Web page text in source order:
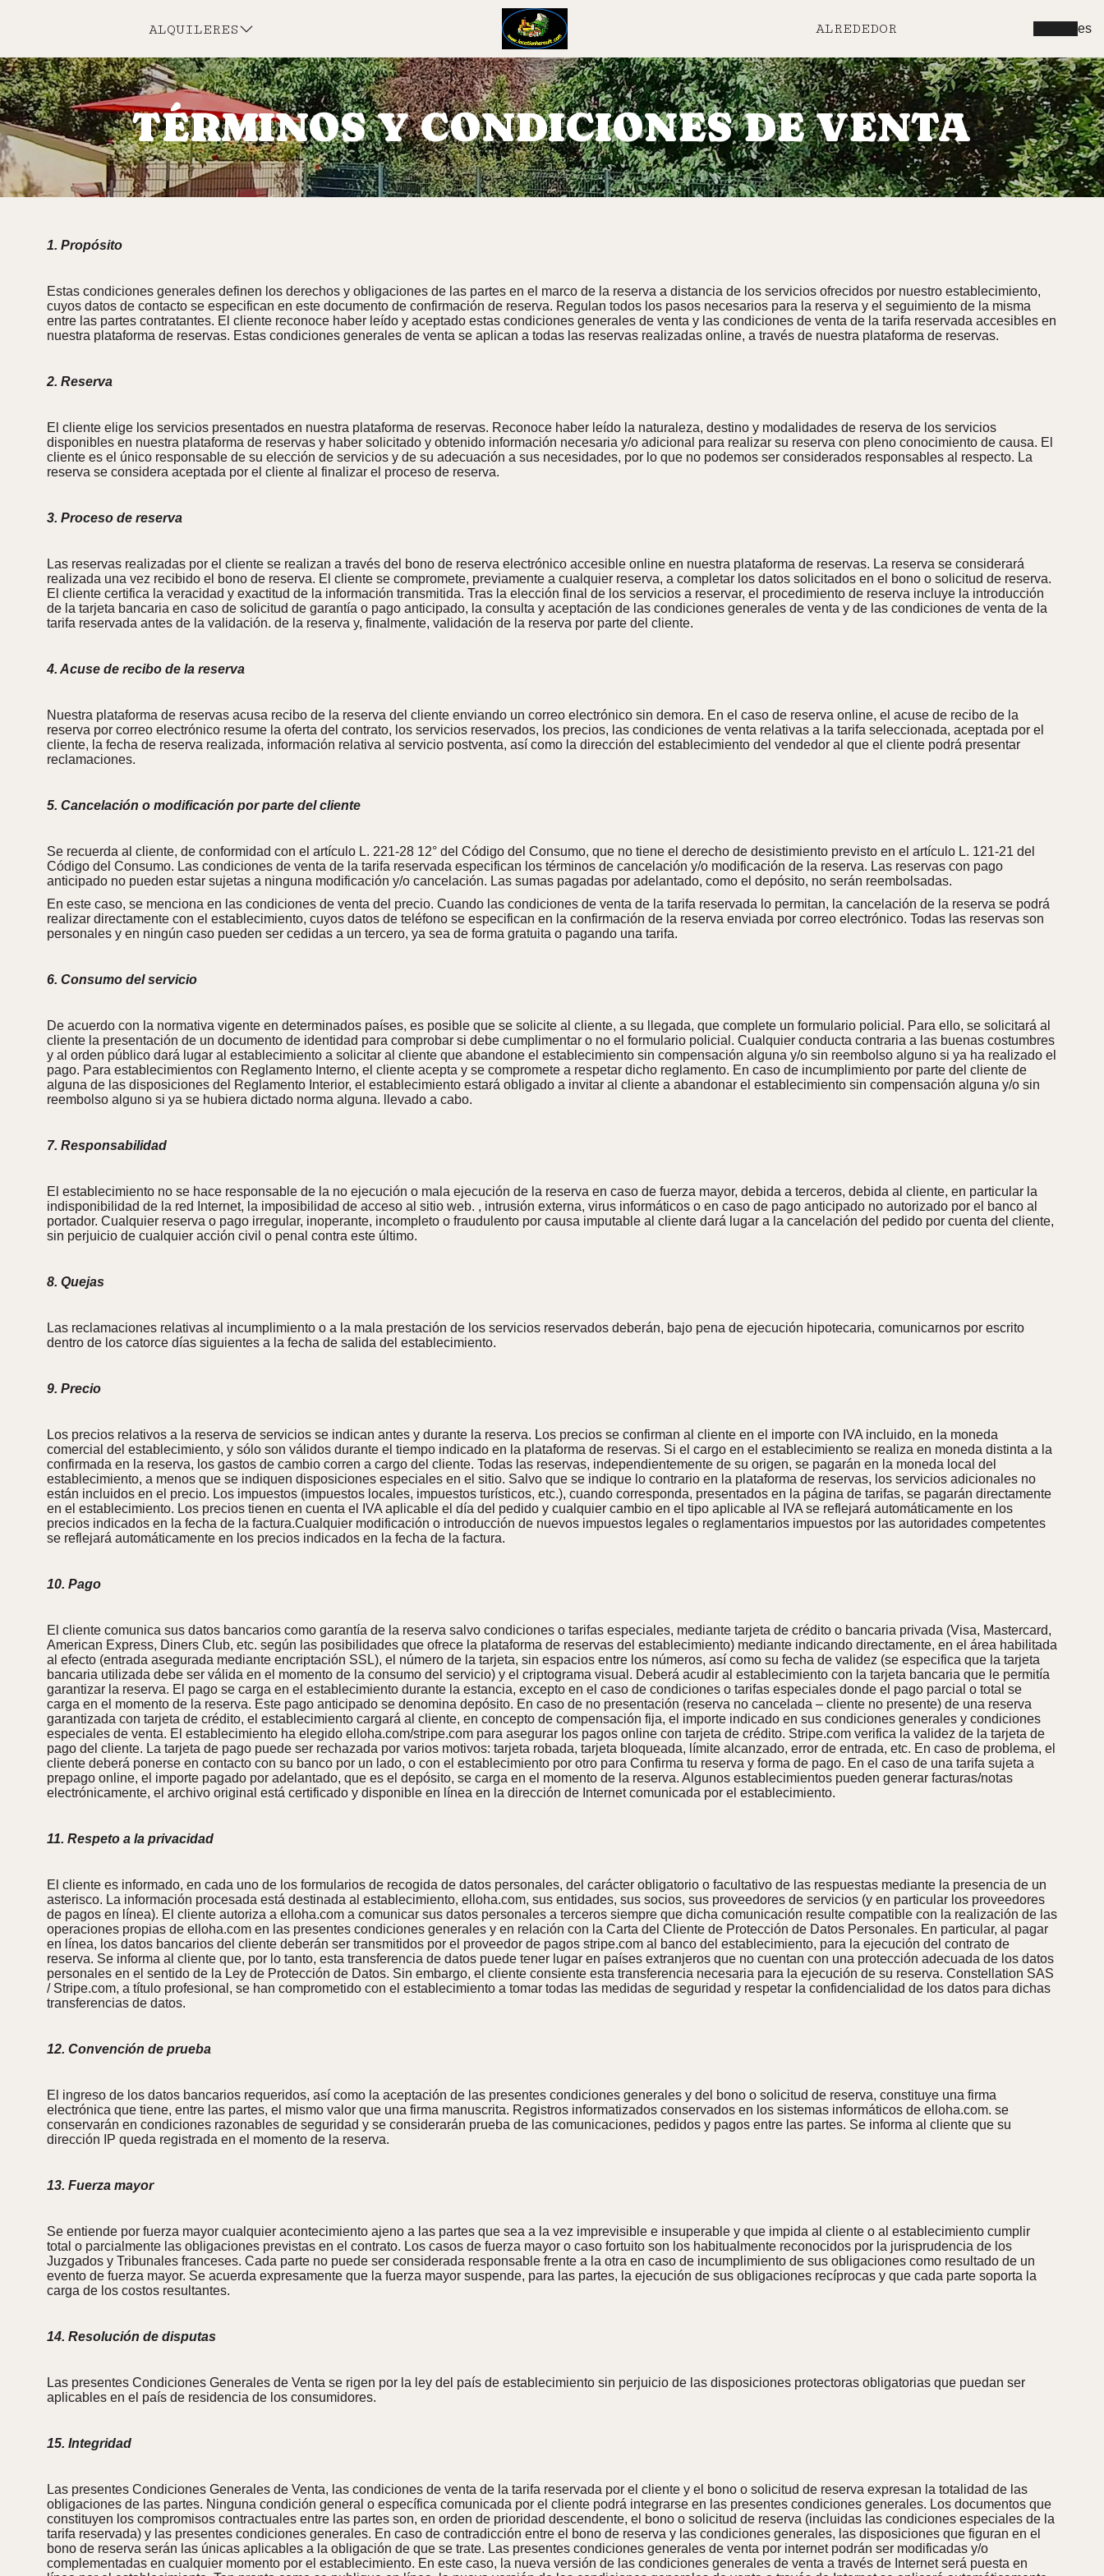
ALQUILERES ALREDEDOR es
TÉRMINOS Y CONDICIONES DE VENTA
1. Propósito
Estas condiciones generales definen los derechos y obligaciones de las partes en el marco de la reserva a distancia de los servicios ofrecidos por nuestro establecimiento,
cuyos datos de contacto se especifican en este documento de confirmación de reserva. Regulan todos los pasos necesarios para la reserva y el seguimiento de la misma
entre las partes contratantes. El cliente reconoce haber leído y aceptado estas condiciones generales de venta y las condiciones de venta de la tarifa reservada accesibles en
nuestra plataforma de reservas. Estas condiciones generales de venta se aplican a todas las reservas realizadas online, a través de nuestra plataforma de reservas.
2. Reserva
El cliente elige los servicios presentados en nuestra plataforma de reservas. Reconoce haber leído la naturaleza, destino y modalidades de reserva de los servicios
disponibles en nuestra plataforma de reservas y haber solicitado y obtenido información necesaria y/o adicional para realizar su reserva con pleno conocimiento de causa. El
cliente es el único responsable de su elección de servicios y de su adecuación a sus necesidades, por lo que no podemos ser considerados responsables al respecto. La
reserva se considera aceptada por el cliente al finalizar el proceso de reserva.
3. Proceso de reserva
Las reservas realizadas por el cliente se realizan a través del bono de reserva electrónico accesible online en nuestra plataforma de reservas. La reserva se considerará
realizada una vez recibido el bono de reserva. El cliente se compromete, previamente a cualquier reserva, a completar los datos solicitados en el bono o solicitud de reserva.
El cliente certifica la veracidad y exactitud de la información transmitida. Tras la elección final de los servicios a reservar, el procedimiento de reserva incluye la introducción
de la tarjeta bancaria en caso de solicitud de garantía o pago anticipado, la consulta y aceptación de las condiciones generales de venta y de las condiciones de venta de la
tarifa reservada antes de la validación. de la reserva y, finalmente, validación de la reserva por parte del cliente.
4. Acuse de recibo de la reserva
Nuestra plataforma de reservas acusa recibo de la reserva del cliente enviando un correo electrónico sin demora. En el caso de reserva online, el acuse de recibo de la
reserva por correo electrónico resume la oferta del contrato, los servicios reservados, los precios, las condiciones de venta relativas a la tarifa seleccionada, aceptada por el
cliente, la fecha de reserva realizada, información relativa al servicio postventa, así como la dirección del establecimiento del vendedor al que el cliente podrá presentar
reclamaciones.
5. Cancelación o modificación por parte del cliente
Se recuerda al cliente, de conformidad con el artículo L. 221-28 12° del Código del Consumo, que no tiene el derecho de desistimiento previsto en el artículo L. 121-21 del
Código del Consumo. Las condiciones de venta de la tarifa reservada especifican los términos de cancelación y/o modificación de la reserva. Las reservas con pago
anticipado no pueden estar sujetas a ninguna modificación y/o cancelación. Las sumas pagadas por adelantado, como el depósito, no serán reembolsadas.
En este caso, se menciona en las condiciones de venta del precio. Cuando las condiciones de venta de la tarifa reservada lo permitan, la cancelación de la reserva se podrá
realizar directamente con el establecimiento, cuyos datos de teléfono se especifican en la confirmación de la reserva enviada por correo electrónico. Todas las reservas son
personales y en ningún caso pueden ser cedidas a un tercero, ya sea de forma gratuita o pagando una tarifa.
6. Consumo del servicio
De acuerdo con la normativa vigente en determinados países, es posible que se solicite al cliente, a su llegada, que complete un formulario policial. Para ello, se solicitará al
cliente la presentación de un documento de identidad para comprobar si debe cumplimentar o no el formulario policial. Cualquier conducta contraria a las buenas costumbres
y al orden público dará lugar al establecimiento a solicitar al cliente que abandone el establecimiento sin compensación alguna y/o sin reembolso alguno si ya ha realizado el
pago. Para establecimientos con Reglamento Interno, el cliente acepta y se compromete a respetar dicho reglamento. En caso de incumplimiento por parte del cliente de
alguna de las disposiciones del Reglamento Interior, el establecimiento estará obligado a invitar al cliente a abandonar el establecimiento sin compensación alguna y/o sin
reembolso alguno si ya se hubiera dictado norma alguna. llevado a cabo.
7. Responsabilidad
El establecimiento no se hace responsable de la no ejecución o mala ejecución de la reserva en caso de fuerza mayor, debida a terceros, debida al cliente, en particular la
indisponibilidad de la red Internet, la imposibilidad de acceso al sitio web. , intrusión externa, virus informáticos o en caso de pago anticipado no autorizado por el banco al
portador. Cualquier reserva o pago irregular, inoperante, incompleto o fraudulento por causa imputable al cliente dará lugar a la cancelación del pedido por cuenta del cliente,
sin perjuicio de cualquier acción civil o penal contra este último.
8. Quejas
Las reclamaciones relativas al incumplimiento o a la mala prestación de los servicios reservados deberán, bajo pena de ejecución hipotecaria, comunicarnos por escrito
dentro de los catorce días siguientes a la fecha de salida del establecimiento.
9. Precio
Los precios relativos a la reserva de servicios se indican antes y durante la reserva. Los precios se confirman al cliente en el importe con IVA incluido, en la moneda
comercial del establecimiento, y sólo son válidos durante el tiempo indicado en la plataforma de reservas. Si el cargo en el establecimiento se realiza en moneda distinta a la
confirmada en la reserva, los gastos de cambio corren a cargo del cliente. Todas las reservas, independientemente de su origen, se pagarán en la moneda local del
establecimiento, a menos que se indiquen disposiciones especiales en el sitio. Salvo que se indique lo contrario en la plataforma de reservas, los servicios adicionales no
están incluidos en el precio. Los impuestos (impuestos locales, impuestos turísticos, etc.), cuando corresponda, presentados en la página de tarifas, se pagarán directamente
en el establecimiento. Los precios tienen en cuenta el IVA aplicable el día del pedido y cualquier cambio en el tipo aplicable al IVA se reflejará automáticamente en los
precios indicados en la fecha de la factura.Cualquier modificación o introducción de nuevos impuestos legales o reglamentarios impuestos por las autoridades competentes
se reflejará automáticamente en los precios indicados en la fecha de la factura.
10. Pago
El cliente comunica sus datos bancarios como garantía de la reserva salvo condiciones o tarifas especiales, mediante tarjeta de crédito o bancaria privada (Visa, Mastercard,
American Express, Diners Club, etc. según las posibilidades que ofrece la plataforma de reservas del establecimiento) mediante indicando directamente, en el área habilitada
al efecto (entrada asegurada mediante encriptación SSL), el número de la tarjeta, sin espacios entre los números, así como su fecha de validez (se especifica que la tarjeta
bancaria utilizada debe ser válida en el momento de la consumo del servicio) y el criptograma visual. Deberá acudir al establecimiento con la tarjeta bancaria que le permitía
garantizar la reserva. El pago se carga en el establecimiento durante la estancia, excepto en el caso de condiciones o tarifas especiales donde el pago parcial o total se
carga en el momento de la reserva. Este pago anticipado se denomina depósito. En caso de no presentación (reserva no cancelada – cliente no presente) de una reserva
garantizada con tarjeta de crédito, el establecimiento cargará al cliente, en concepto de compensación fija, el importe indicado en sus condiciones generales y condiciones
especiales de venta. El establecimiento ha elegido elloha.com/stripe.com para asegurar los pagos online con tarjeta de crédito. Stripe.com verifica la validez de la tarjeta de
pago del cliente. La tarjeta de pago puede ser rechazada por varios motivos: tarjeta robada, tarjeta bloqueada, límite alcanzado, error de entrada, etc. En caso de problema, el
cliente deberá ponerse en contacto con su banco por un lado, o con el establecimiento por otro para Confirma tu reserva y forma de pago. En el caso de una tarifa sujeta a
prepago online, el importe pagado por adelantado, que es el depósito, se carga en el momento de la reserva. Algunos establecimientos pueden generar facturas/notas
electrónicamente, el archivo original está certificado y disponible en línea en la dirección de Internet comunicada por el establecimiento.
11. Respeto a la privacidad
El cliente es informado, en cada uno de los formularios de recogida de datos personales, del carácter obligatorio o facultativo de las respuestas mediante la presencia de un
asterisco. La información procesada está destinada al establecimiento, elloha.com, sus entidades, sus socios, sus proveedores de servicios (y en particular los proveedores
de pagos en línea). El cliente autoriza a elloha.com a comunicar sus datos personales a terceros siempre que dicha comunicación resulte compatible con la realización de las
operaciones propias de elloha.com en las presentes condiciones generales y en relación con la Carta del Cliente de Protección de Datos Personales. En particular, al pagar
en línea, los datos bancarios del cliente deberán ser transmitidos por el proveedor de pagos stripe.com al banco del establecimiento, para la ejecución del contrato de
reserva. Se informa al cliente que, por lo tanto, esta transferencia de datos puede tener lugar en países extranjeros que no cuentan con una protección adecuada de los datos
personales en el sentido de la Ley de Protección de Datos. Sin embargo, el cliente consiente esta transferencia necesaria para la ejecución de su reserva. Constellation SAS
/ Stripe.com, a título profesional, se han comprometido con el establecimiento a tomar todas las medidas de seguridad y respetar la confidencialidad de los datos para dichas
transferencias de datos.
12. Convención de prueba
El ingreso de los datos bancarios requeridos, así como la aceptación de las presentes condiciones generales y del bono o solicitud de reserva, constituye una firma
electrónica que tiene, entre las partes, el mismo valor que una firma manuscrita. Registros informatizados conservados en los sistemas informáticos de elloha.com. se
conservarán en condiciones razonables de seguridad y se considerarán prueba de las comunicaciones, pedidos y pagos entre las partes. Se informa al cliente que su
dirección IP queda registrada en el momento de la reserva.
13. Fuerza mayor
Se entiende por fuerza mayor cualquier acontecimiento ajeno a las partes que sea a la vez imprevisible e insuperable y que impida al cliente o al establecimiento cumplir
total o parcialmente las obligaciones previstas en el contrato. Los casos de fuerza mayor o caso fortuito son los habitualmente reconocidos por la jurisprudencia de los
Juzgados y Tribunales franceses. Cada parte no puede ser considerada responsable frente a la otra en caso de incumplimiento de sus obligaciones como resultado de un
evento de fuerza mayor. Se acuerda expresamente que la fuerza mayor suspende, para las partes, la ejecución de sus obligaciones recíprocas y que cada parte soporta la
carga de los costos resultantes.
14. Resolución de disputas
Las presentes Condiciones Generales de Venta se rigen por la ley del país de establecimiento sin perjuicio de las disposiciones protectoras obligatorias que puedan ser
aplicables en el país de residencia de los consumidores.
15. Integridad
Las presentes Condiciones Generales de Venta, las condiciones de venta de la tarifa reservada por el cliente y el bono o solicitud de reserva expresan la totalidad de las
obligaciones de las partes. Ninguna condición general o específica comunicada por el cliente podrá integrarse en las presentes condiciones generales. Los documentos que
constituyen los compromisos contractuales entre las partes son, en orden de prioridad descendente, el bono o solicitud de reserva (incluidas las condiciones especiales de la
tarifa reservada) y las presentes condiciones generales. En caso de contradicción entre el bono de reserva y las condiciones generales, las disposiciones que figuran en el
bono de reserva serán las únicas aplicables a la obligación de que se trate. Las presentes condiciones generales de venta por internet podrán ser modificadas y/o
complementadas en cualquier momento por el establecimiento. En este caso, la nueva versión de las condiciones generales de venta a través de Internet será puesta en